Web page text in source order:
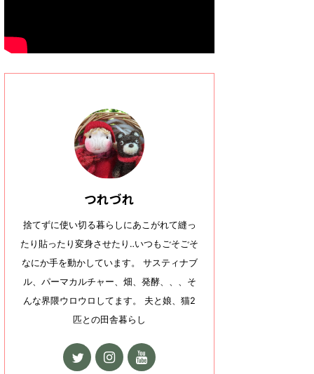
つれづれ
捨てずに使い切る暮らしにあこがれて縫っ
たり貼ったり変身させたり‥いつもごそごそ
なにか手を動かしています。 サスティナブ
ル、パーマカルチャー、畑、発酵、、、そ
んな界隈ウロウロしてます。 夫と娘、猫2
匹との田舎暮らし